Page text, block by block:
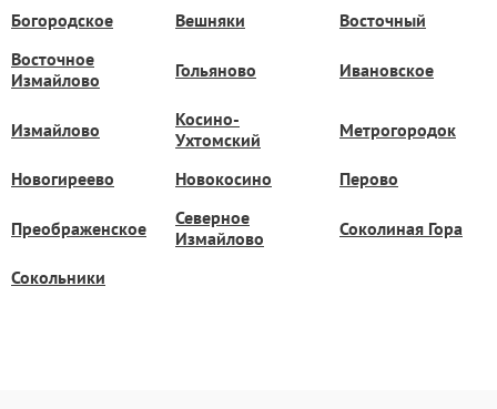
Богородское Вешняки
Восточный
Восточное
Измайлово
Гольяново Ивановское
Измайлово
Косино-
Ухтомский
Метрогородок
Новогиреево Новокосино Перово
Преображенское
Северное
Измайлово
Соколиная Гора
Сокольники